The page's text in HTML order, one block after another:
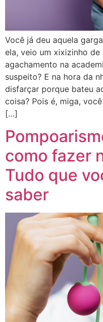
Você já deu aquela
ela, veio um xixizinho
agachamento na
suspeito? E na hora da
disfarçar porque bateu
coisa? Pois é, miga,
[…]
como fazer
Tudo que
saber